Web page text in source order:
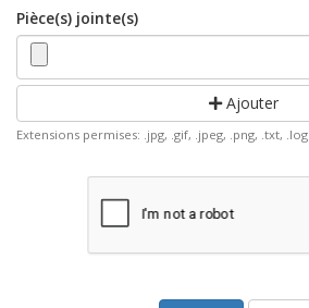
Pièce(s) jointe(s)
Ajouter
Extensions permises: .jpg, .gif, .jpeg, .png, .txt, .log